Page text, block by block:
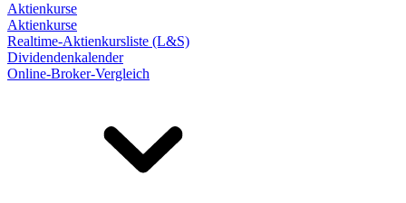
Aktienkurse
Aktienkurse
Realtime-Aktienkursliste (L&S)
Dividendenkalender
Online-Broker-Vergleich